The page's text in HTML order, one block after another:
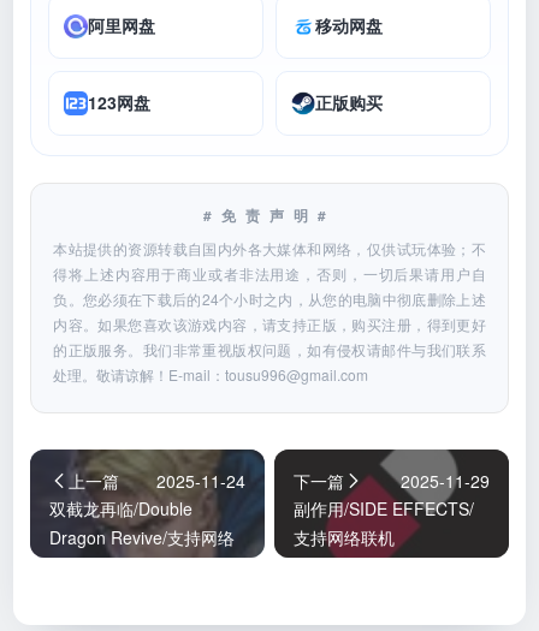
阿里网盘 移动网盘
123网盘 正版购买
#免责声明#
本站提供的资源转载自国内外各大媒体和网络，仅供试玩体验；不
得将上述内容用于商业或者非法用途，否则，一切后果请用户自
负。您必须在下载后的24个小时之内，从您的电脑中彻底删除上述
内容。如果您喜欢该游戏内容，请支持正版，购买注册，得到更好
的正版服务。我们非常重视版权问题，如有侵权请邮件与我们联系
处理。敬请谅解！E-mail：tousu996@gmail.com
上一篇
2025-11-24
双截龙再临/Double
Dragon Revive/支持网络
联机
下一篇
2025-11-29
副作用/SIDE EFFECTS/
支持网络联机